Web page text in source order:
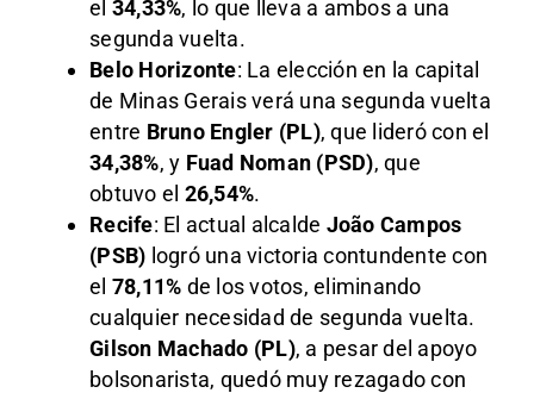
el 34,33%, lo que lleva a ambos a una
segunda vuelta.
Belo Horizonte: La elección en la capital
de Minas Gerais verá una segunda vuelta
entre Bruno Engler (PL), que lideró con el
34,38%, y Fuad Noman (PSD), que
obtuvo el 26,54%.
Recife: El actual alcalde João Campos
(PSB) logró una victoria contundente con
el 78,11% de los votos, eliminando
cualquier necesidad de segunda vuelta.
Gilson Machado (PL), a pesar del apoyo
bolsonarista, quedó muy rezagado con